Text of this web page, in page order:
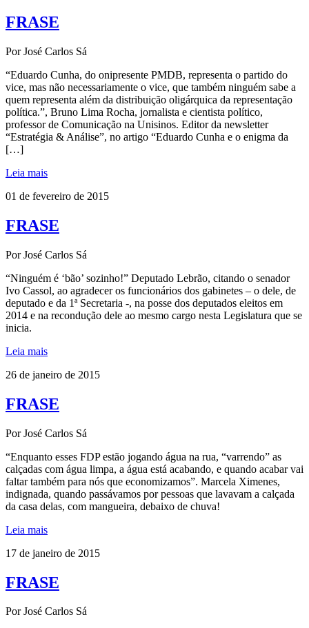
FRASE
Por José Carlos Sá
“Eduardo Cunha, do onipresente PMDB, representa o partido do
vice, mas não necessariamente o vice, que também ninguém sabe a
quem representa além da distribuição oligárquica da representação
política.”, Bruno Lima Rocha, jornalista e cientista político,
professor de Comunicação na Unisinos. Editor da newsletter
“Estratégia & Análise”, no artigo “Eduardo Cunha e o enigma da
[…]
Leia mais
01 de fevereiro de 2015
FRASE
Por José Carlos Sá
“Ninguém é ‘bão’ sozinho!” Deputado Lebrão, citando o senador
Ivo Cassol, ao agradecer os funcionários dos gabinetes – o dele, de
deputado e da 1ª Secretaria -, na posse dos deputados eleitos em
2014 e na recondução dele ao mesmo cargo nesta Legislatura que se
inicia.
Leia mais
26 de janeiro de 2015
FRASE
Por José Carlos Sá
“Enquanto esses FDP estão jogando água na rua, “varrendo” as
calçadas com água limpa, a água está acabando, e quando acabar vai
faltar também para nós que economizamos”. Marcela Ximenes,
indignada, quando passávamos por pessoas que lavavam a calçada
da casa delas, com mangueira, debaixo de chuva!
Leia mais
17 de janeiro de 2015
FRASE
Por José Carlos Sá